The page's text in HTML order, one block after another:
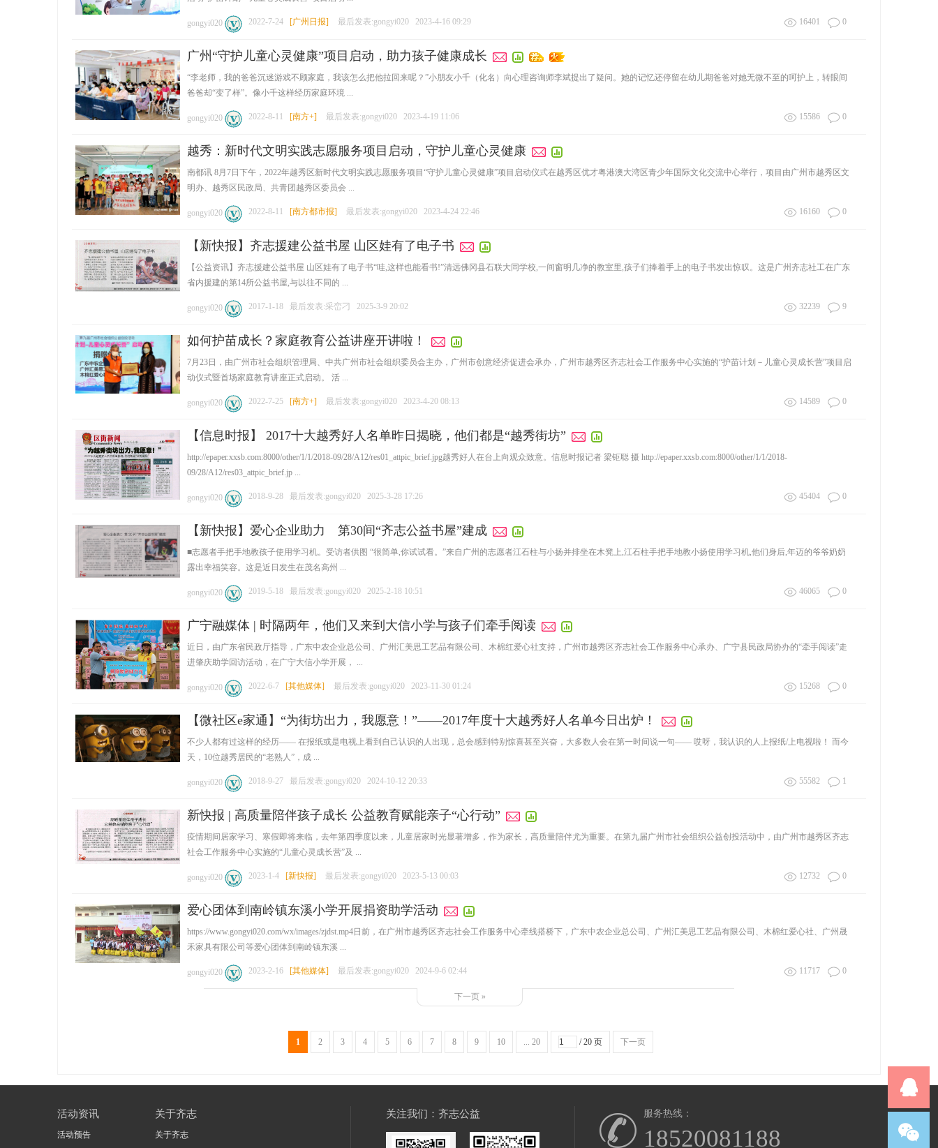
gongyi020 2022-7-24 [广州日报] 最后发表:gongyi020 2023-4-16 09:29 16401 0
广州“守护儿童心灵健康”项目启动，助力孩子健康成长
“李老师，我的爸爸沉迷游戏不顾家庭，我该怎么把他拉回来呢？”小朋友小千（化名）向心理咨询师李斌提出了疑问。她的记忆还停留在幼儿期爸爸对她无微不至的呵护上，转眼间
爸爸却“变了样”。像小千这样经历家庭环境 ...
gongyi020 2022-8-11 [南方+] 最后发表:gongyi020 2023-4-19 11:06 15586 0
越秀：新时代文明实践志愿服务项目启动，守护儿童心灵健康
南都讯 8月7日下午，2022年越秀区新时代文明实践志愿服务项目“守护儿童心灵健康”项目启动仪式在越秀区优才粤港澳大湾区青少年国际文化交流中心举行，项目由广州市越秀区文
明办、越秀区民政局、共青团越秀区委员会 ...
gongyi020 2022-8-11 [南方都市报] 最后发表:gongyi020 2023-4-24 22:46 16160 0
【新快报】齐志援建公益书屋 山区娃有了电子书
【公益资讯】齐志援建公益书屋 山区娃有了电子书“哇,这样也能看书!”清远佛冈县石联大同学校,一间窗明几净的教室里,孩子们捧着手上的电子书发出惊叹。这是广州齐志社工在广东
省内援建的第14所公益书屋,与以往不同的 ...
gongyi020 2017-1-18 最后发表:采峦刁 2025-3-9 20:02 32239 9
如何护苗成长？家庭教育公益讲座开讲啦！
7月23日，由广州市社会组织管理局、中共广州市社会组织委员会主办，广州市创意经济促进会承办，广州市越秀区齐志社会工作服务中心实施的“护苗计划－儿童心灵成长营”项目启
动仪式暨首场家庭教育讲座正式启动。 活 ...
gongyi020 2022-7-25 [南方+] 最后发表:gongyi020 2023-4-20 08:13 14589 0
【信息时报】 2017十大越秀好人名单昨日揭晓，他们都是“越秀街坊”
http://epaper.xxsb.com:8000/other/1/1/2018-09/28/A12/res01_attpic_brief.jpg越秀好人在台上向观众致意。信息时报记者 梁钜聪 摄 http://epaper.xxsb.com:8000/other/1/1/2018-
09/28/A12/res03_attpic_brief.jp ...
gongyi020 2018-9-28 最后发表:gongyi020 2025-3-28 17:26 45404 0
【新快报】爱心企业助力 第30间“齐志公益书屋”建成
■志愿者手把手地教孩子使用学习机。受访者供图 “很简单,你试试看。”来自广州的志愿者江石柱与小扬并排坐在木凳上,江石柱手把手地教小扬使用学习机,他们身后,年迈的爷爷奶奶
露出幸福笑容。这是近日发生在茂名高州 ...
gongyi020 2019-5-18 最后发表:gongyi020 2025-2-18 10:51 46065 0
广宁融媒体 | 时隔两年，他们又来到大信小学与孩子们牵手阅读
近日，由广东省民政厅指导，广东中农企业总公司、广州汇美思工艺品有限公司、木棉红爱心社支持，广州市越秀区齐志社会工作服务中心承办、广宁县民政局协办的“牵手阅读”走
进肇庆助学回访活动，在广宁大信小学开展， ...
gongyi020 2022-6-7 [其他媒体] 最后发表:gongyi020 2023-11-30 01:24 15268 0
【微社区e家通】“为街坊出力，我愿意！”——2017年度十大越秀好人名单今日出炉！
不少人都有过这样的经历—— 在报纸或是电视上看到自己认识的人出现，总会感到特别惊喜甚至兴奋，大多数人会在第一时间说一句—— 哎呀，我认识的人上报纸/上电视啦！ 而今
天，10位越秀居民的“老熟人”，成 ...
gongyi020 2018-9-27 最后发表:gongyi020 2024-10-12 20:33 55582 1
新快报 | 高质量陪伴孩子成长 公益教育赋能亲子“心行动”
疫情期间居家学习、寒假即将来临，去年第四季度以来，儿童居家时光显著增多，作为家长，高质量陪伴尤为重要。在第九届广州市社会组织公益创投活动中，由广州市越秀区齐志
社会工作服务中心实施的“儿童心灵成长营”及 ...
gongyi020 2023-1-4 [新快报] 最后发表:gongyi020 2023-5-13 00:03 12732 0
爱心团体到南岭镇东溪小学开展捐资助学活动
https://www.gongyi020.com/wx/images/zjdst.mp4日前，在广州市越秀区齐志社会工作服务中心牵线搭桥下，广东中农企业总公司、广州汇美思工艺品有限公司、木棉红爱心社、广州晟
禾家具有限公司等爱心团体到南岭镇东溪 ...
gongyi020 2023-2-16 [其他媒体] 最后发表:gongyi020 2024-9-6 02:44 11717 0
下一页 »
1 2 3 4 5 6 7 8 9 10 ... 20 / 20 页 下一页
活动资讯
活动预告
关于齐志
关于齐志
关注我们：齐志公益 服务热线：
18520081188